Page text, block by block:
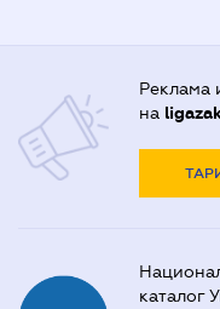
Реклама
на
каталог